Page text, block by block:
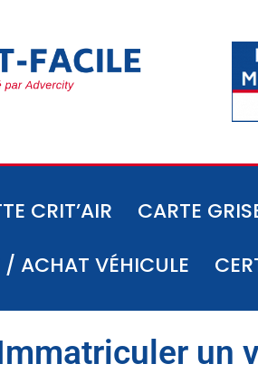
CRIT’AIR CARTE
/ ACHAT VÉHICULE
un